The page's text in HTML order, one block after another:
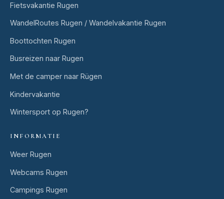
Fietsvakantie Rugen
WandelRoutes Rugen / Wandelvakantie Rugen
Boottochten Rugen
Busreizen naar Rugen
Met de camper naar Rügen
Kindervakantie
Wintersport op Rugen?
INFORMATIE
Weer Rugen
Webcams Rugen
Campings Rugen